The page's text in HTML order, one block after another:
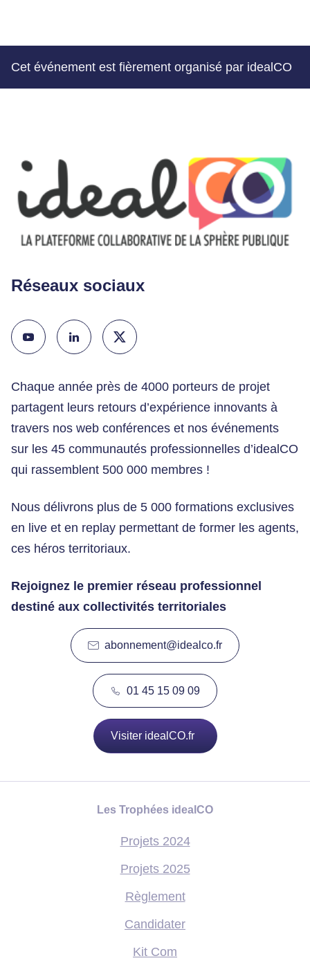
Cet événement est fièrement organisé par idealCO
Réseaux sociaux
Chaque année près de 4000 porteurs de projet
partagent leurs retours d’expérience innovants à
travers nos web conférences et nos événements
sur les 45 communautés professionnelles d’idealCO
qui rassemblent 500 000 membres !
Nous délivrons plus de 5 000 formations exclusives
en live et en replay permettant de former les agents,
ces héros territoriaux.
Rejoignez le premier réseau professionnel
destiné aux collectivités territoriales
abonnement@idealco.fr
01 45 15 09 09
Visiter idealCO.fr
Les Trophées idealCO
Projets 2024
Projets 2025
Règlement
Candidater
Kit Com